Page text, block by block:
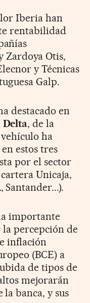
Iberia han
rentabilidad
Zardoya Otis,
y Técnicas
Galp.
destacado en
Delta, de la
ha
estos tres
por el sector
Unicaja,
Santander...).
importante
percepción de
inflación
(BCE) a
de tipos de
mejorarán
banca, y sus